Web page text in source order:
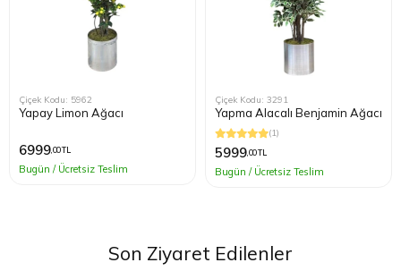
Çiçek Kodu: 5962
Yapay Limon Ağacı
6999,00 TL
Bugün / Ücretsiz Teslim
Çiçek Kodu: 3291
Yapma Alacalı Benjamin Ağacı
(1)
5999,00 TL
Bugün / Ücretsiz Teslim
Son Ziyaret Edilenler